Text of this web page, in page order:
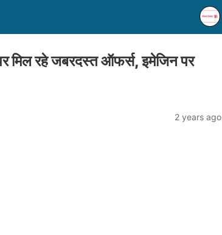
रहे जबरदस्त ऑफर्स, इमेजिन पर
2 years ago